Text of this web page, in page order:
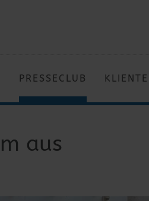
PRESSECLUB
aus